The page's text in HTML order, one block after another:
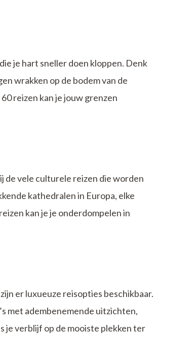
je hart sneller doen kloppen. Denk
wrakken op de bodem van de
reizen kan je jouw grenzen
de vele culturele reizen die worden
kathedralen in Europa, elke
kan je je onderdompelen in
er luxueuze reisopties beschikbaar.
met adembenemende uitzichten,
je verblijf op de mooiste plekken ter